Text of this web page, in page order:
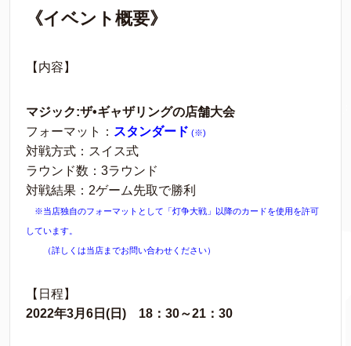
《イベント概要》
【内容】
マジック:ザ•ギャザリングの店舗大会
フォーマット： スタンダード (※)
対戦方式：スイス式
ラウンド数：3ラウンド
対戦結果：2ゲーム先取で勝利
※当店独自のフォーマットとして「灯争大戦」以降のカードを使用を許可
しています。
（詳しくは当店までお問い合わせください）
【日程】
2022年3月6日(日) 18：30～21：30